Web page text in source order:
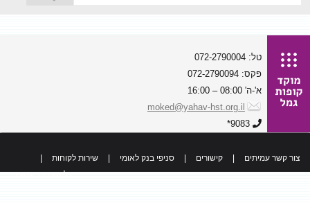
טל: 072-2790004
פקס: 072-2790094
א'-ה' 08:00 – 16:00
moked@yahav-hst.org.il
9083*
צור קשר עמיתים קישורים סניפי בנק לאומי שירות לקוחות
כל הזכויות שמורות